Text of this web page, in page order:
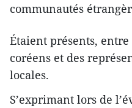
communautés
Étaient présents, entre
coréens et des
locales.
S’exprimant lors de